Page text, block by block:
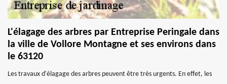
L'élagage des arbres par Entreprise Peringale dans
la ville de Vollore Montagne et ses environs dans
le 63120
Les travaux d'élagage des arbres peuvent être très urgents. En effet, les